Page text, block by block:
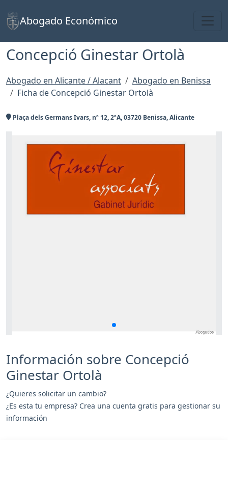
Abogado Económico
Concepció Ginestar Ortolà
Abogado en Alicante / Alacant
Abogado en Benissa
Ficha de Concepció Ginestar Ortolà
Plaça dels Germans Ivars, nº 12, 2ºA, 03720 Benissa, Alicante
Información sobre Concepció
Ginestar Ortolà
¿Quieres solicitar un cambio?
¿Es esta tu empresa? Crea una cuenta gratis para gestionar su
información